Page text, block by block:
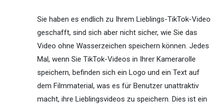
Sie haben es endlich zu Ihrem Lieblings-TikTok-Video
geschafft, sind sich aber nicht sicher, wie Sie das
Video ohne Wasserzeichen speichern können. Jedes
Mal, wenn Sie TikTok-Videos in Ihrer Kamerarolle
speichern, befinden sich ein Logo und ein Text auf
dem Filmmaterial, was es für Benutzer unattraktiv
macht, ihre Lieblingsvideos zu speichern. Dies ist ein